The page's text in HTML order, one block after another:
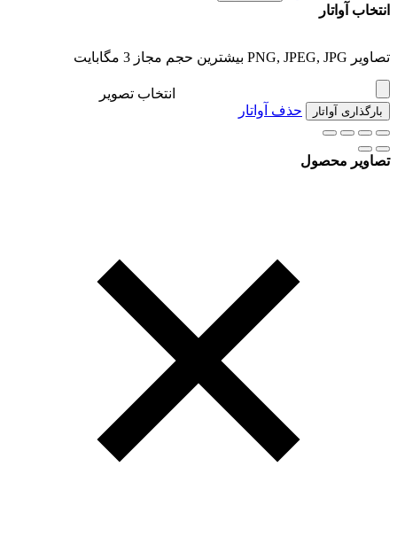
انتخاب آواتار
تصاویر PNG, JPEG, JPG بیشترین حجم مجاز 3 مگابایت
انتخاب تصویر
بارگذاری آواتار حذف آواتار
تصاویر محصول